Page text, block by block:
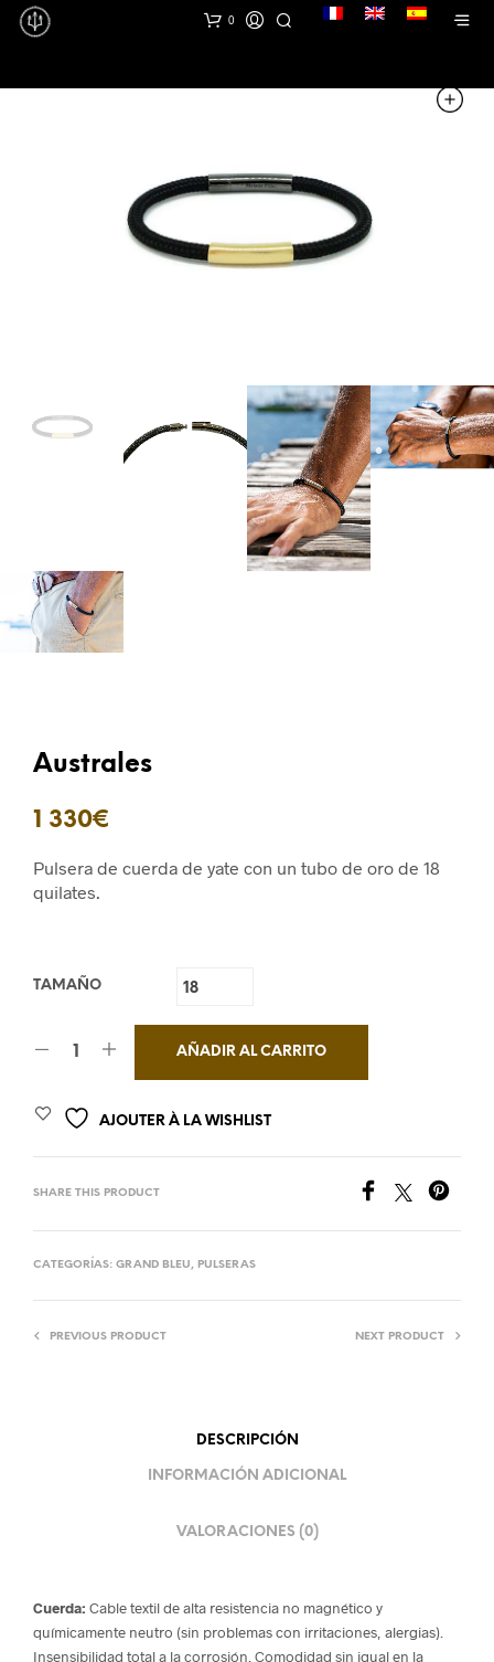
0 lang
Australes
1 330€
Pulsera de cuerda de yate con un tubo de oro de 18
quilates.
TAMAÑO
AÑADIR AL CARRITO
AJOUTER À LA WISHLIST
SHARE THIS PRODUCT
CATEGORÍAS: GRAND BLEU, PULSERAS
PREVIOUS PRODUCT NEXT PRODUCT
DESCRIPCIÓN
INFORMACIÓN ADICIONAL
VALORACIONES (0)
Cuerda: Cable textil de alta resistencia no magnético y
químicamente neutro (sin problemas con irritaciones, alergias).
Insensibilidad total a la corrosión. Comodidad sin igual en la